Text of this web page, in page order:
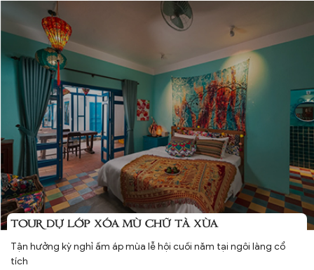
TOUR DỰ LỚP XÓA MÙ CHỮ TÀ XÙA
Tận hưởng kỳ nghỉ ấm áp mùa lễ hội cuối năm tại ngôi làng cổ
tích